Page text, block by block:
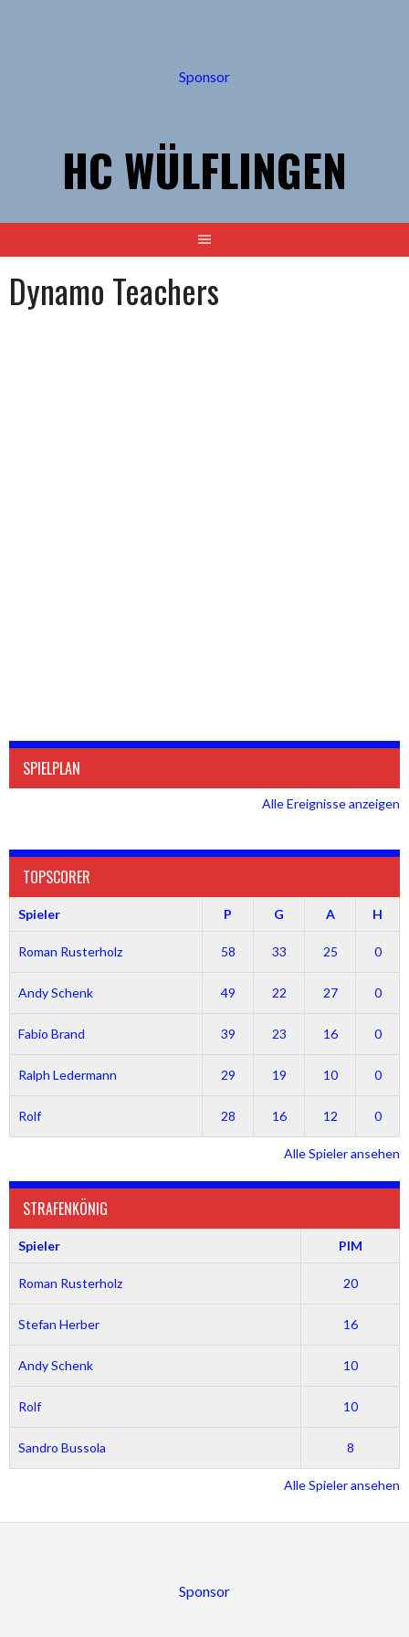
Sponsor
HC WÜLFLINGEN
Dynamo Teachers
SPIELPLAN
Alle Ereignisse anzeigen
TOPSCORER
Spieler P G A H
Roman Rusterholz 58 33 25 0
Andy Schenk 49 22 27 0
Fabio Brand 39 23 16 0
Ralph Ledermann 29 19 10 0
Rolf 28 16 12 0
Alle Spieler ansehen
STRAFENKÖNIG
Spieler PIM
Roman Rusterholz 20
Stefan Herber 16
Andy Schenk 10
Rolf 10
Sandro Bussola 8
Alle Spieler ansehen
Sponsor